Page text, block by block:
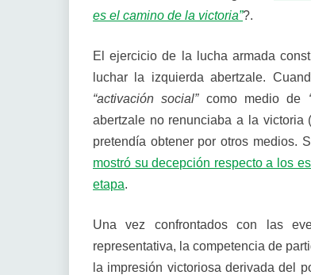
es el camino de la victoria”?.
El ejercicio de la lucha armada
luchar la izquierda abertzale.
“activación social”como medio de
abertzale no renunciaba a la victoria
pretendía obtener por otros medios.
mostró su decepción respecto a los
etapa.
Una vez confrontados con las
representativa, la competencia de
la impresión victoriosa derivada del